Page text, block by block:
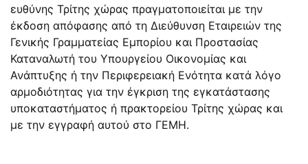
ευθύνης Τρίτης χώρας πραγματοποιείται με την
έκδοση απόφασης από τη Διεύθυνση Εταιρειών της
Γενικής Γραμματείας Εμπορίου και Προστασίας
Καταναλωτή του Υπουργείου Οικονομίας και
Ανάπτυξης ή την Περιφερειακή Ενότητα κατά λόγο
αρμοδιότητας για την έγκριση της εγκατάστασης
υποκαταστήματος ή πρακτορείου Τρίτης χώρας και
με την εγγραφή αυτού στο ΓΕΜΗ.